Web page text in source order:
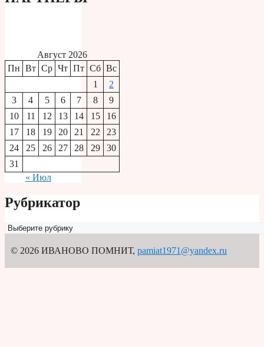
Август 2026
Пн Вт Ср Чт Пт Сб Вс
1
2
3
4 5 6 7 8
9
10
11 12 13 14 15
16
17
18 19 20 21 22
23
24
25 26 27 28 29
30
31
« Июл
Рубрикатор
Рубрикатор
© 2026 ИВАНОВО ПОМНИТ, pamiat1971@yandex.ru